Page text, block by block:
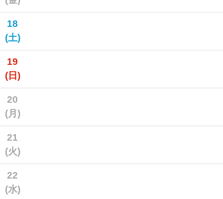
18
(土)
19
(日)
20
(月)
21
(火)
22
(水)